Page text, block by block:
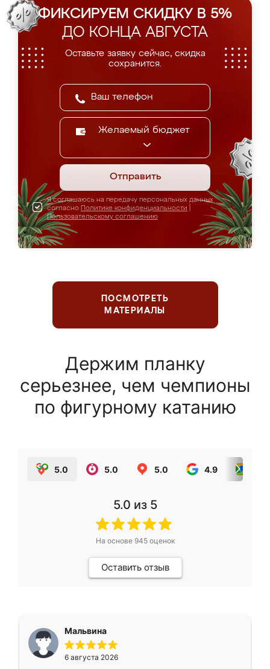
ФИКСИРУЕМ СКИДКУ В 5%
ДО КОНЦА АВГУСТА
Оставьте заявку сейчас, скидка
сохранится.
Желаемый бюджет
Отправить
Я соглашаюсь на передачу персональных данных
согласно Политике конфиденциальности
Пользовательскому соглашению
ПОСМОТРЕТЬ
МАТЕРИАЛЫ
Держим планку
серьезнее, чем чемпионы
по фигурному катанию
5.0 5.0 5.0 4.9
5.0 из 5
На основе 945оценок
Оставить отзыв
Мальвина
6 августа 2026